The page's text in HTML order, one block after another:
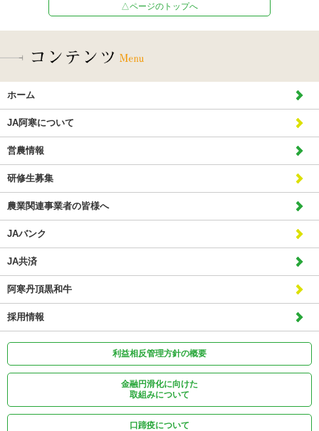
△ページのトップへ
ホーム
JA阿寒について
営農情報
研修生募集
農業関連事業者の皆様へ
JAバンク
JA共済
阿寒丹頂黒和牛
採用情報
利益相反管理方針の概要
金融円滑化に向けた
取組みについて
口蹄疫について